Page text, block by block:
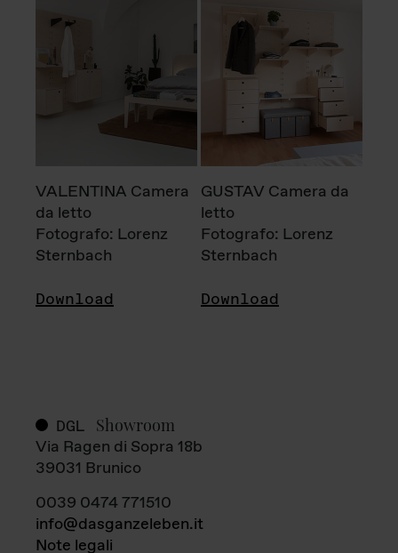
VALENTINA Camera
da letto
Fotografo: Lorenz
Sternbach
Download
GUSTAV Camera da
letto
Fotografo: Lorenz
Sternbach
Download
DGL Showroom
Via Ragen di Sopra 18b
39031 Brunico
0039 0474 771510
info@dasganzeleben.it
Note legali